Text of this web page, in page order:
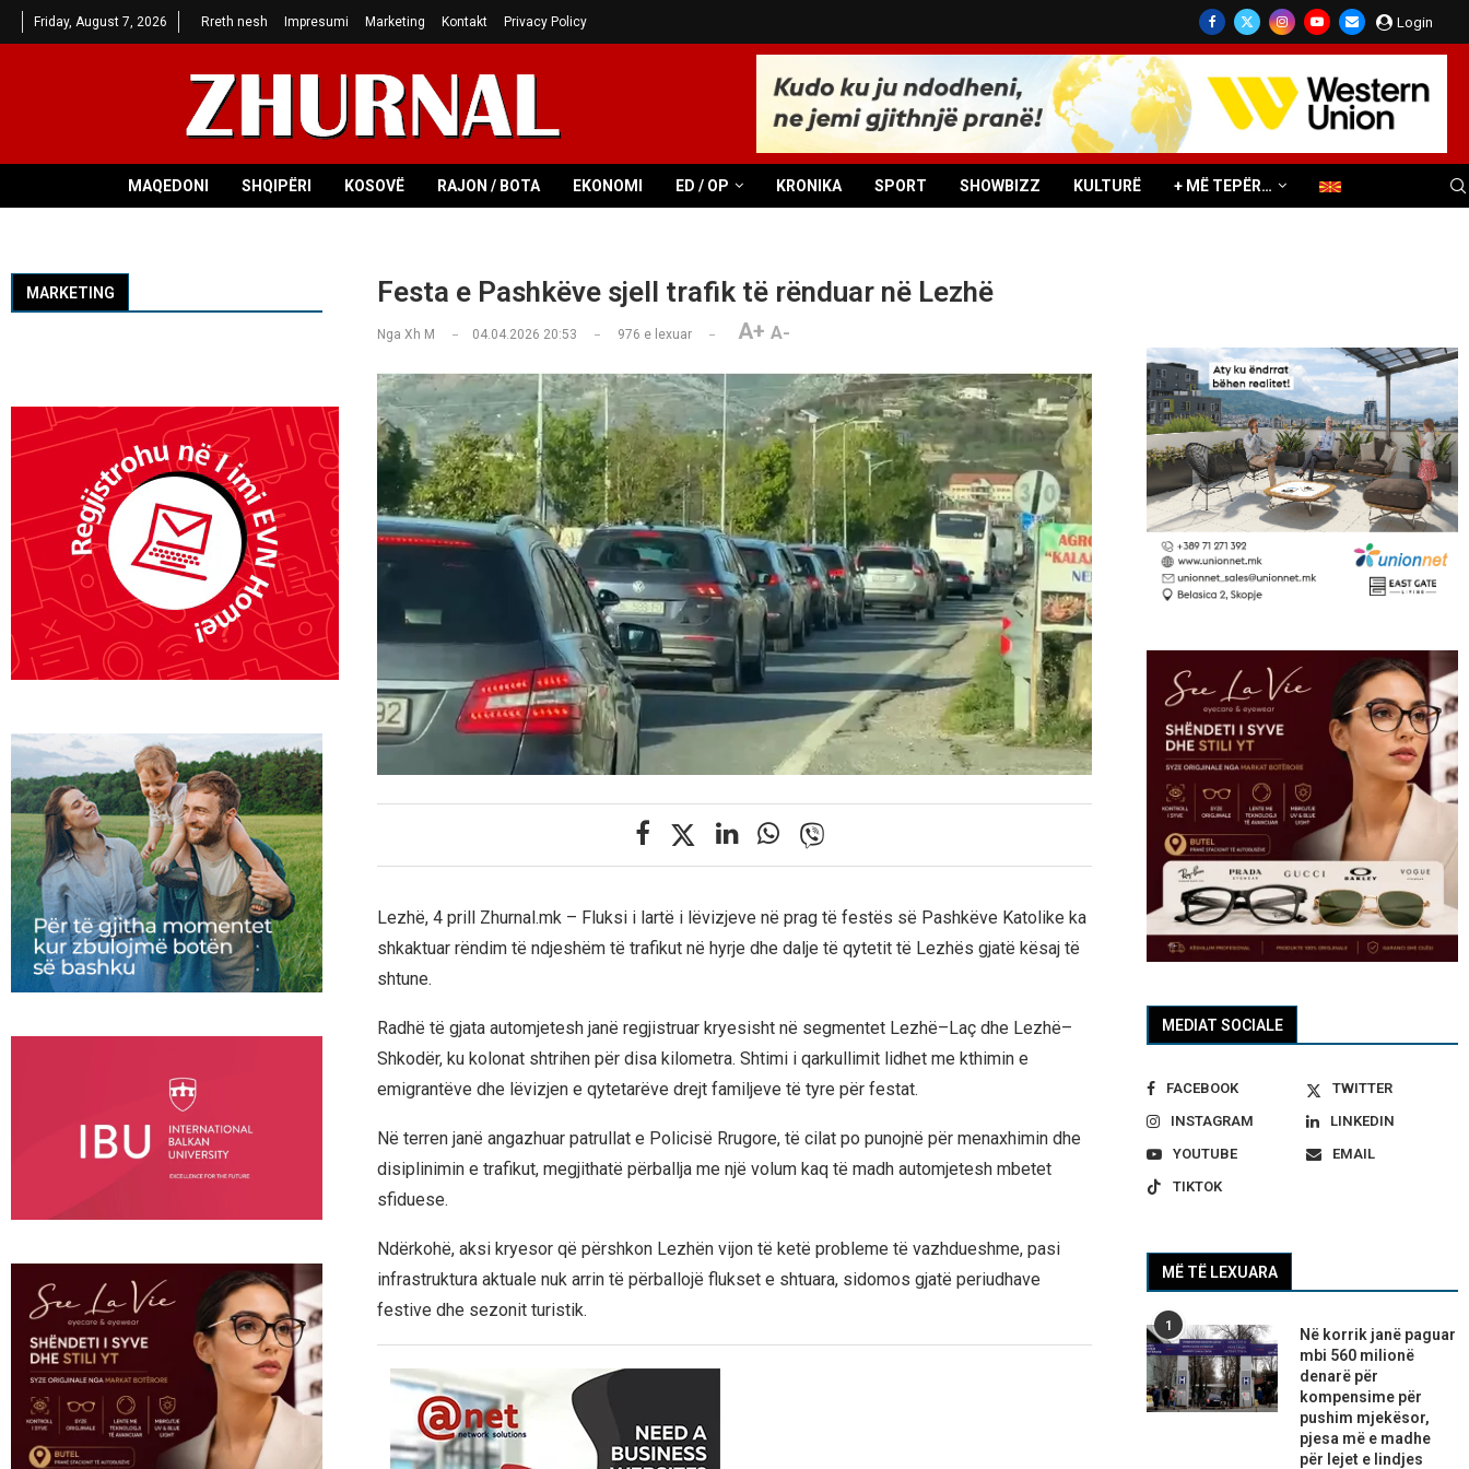
Friday, August 7, 2026 Rreth nesh Impresumi Marketing Kontakt Privacy Policy Login
MAQEDONI SHQIPËRI KOSOVË RAJON / BOTA EKONOMI ED / OP KRONIKA SPORT SHOWBIZZ KULTURË + MË TEPËR…
Festa e Pashkëve sjell trafik të rënduar në Lezhë
Nga Xh M 04.04.2026 20:53 976 e lexuar A+ A-
Lezhë, 4 prill Zhurnal.mk – Fluksi i lartë i lëvizjeve në prag të festës së Pashkëve Katolike ka
shkaktuar rëndim të ndjeshëm të trafikut në hyrje dhe dalje të qytetit të Lezhës gjatë kësaj të
shtune.
Radhë të gjata automjetesh janë regjistruar kryesisht në segmentet Lezhë–Laç dhe Lezhë–
Shkodër, ku kolonat shtrihen për disa kilometra. Shtimi i qarkullimit lidhet me kthimin e
emigrantëve dhe lëvizjen e qytetarëve drejt familjeve të tyre për festat.
Në terren janë angazhuar patrullat e Policisë Rrugore, të cilat po punojnë për menaxhimin dhe
disiplinimin e trafikut, megjithatë përballja me një volum kaq të madh automjetesh mbetet
sfiduese.
Ndërkohë, aksi kryesor që përshkon Lezhën vijon të ketë probleme të vazhdueshme, pasi
infrastruktura aktuale nuk arrin të përballojë flukset e shtuara, sidomos gjatë periudhave
festive dhe sezonit turistik.
MEDIAT SOCIALE
FACEBOOK
TWITTER
INSTAGRAM
LINKEDIN
YOUTUBE
EMAIL
TIKTOK
MË TË LEXUARA
1
Në korrik janë paguar
mbi 560 milionë
denarë për
kompensime për
pushim mjekësor,
pjesa më e madhe
për lejet e lindjes
MARKETING